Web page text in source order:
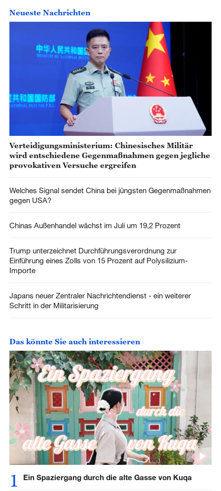
Neueste Nachrichten
Verteidigungsministerium: Chinesisches Militär
wird entschiedene Gegenmaßnahmen gegen jegliche
provokativen Versuche ergreifen
Welches Signal sendet China bei jüngsten Gegenmaßnahmen
gegen USA?
Chinas Außenhandel wächst im Juli um 19,2 Prozent
Trump unterzeichnet Durchführungsverordnung zur
Einführung eines Zolls von 15 Prozent auf Polysilizium-
Importe
Japans neuer Zentraler Nachrichtendienst - ein weiterer
Schritt in der Militarisierung
Das könnte Sie auch interessieren
1 Ein Spaziergang durch die alte Gasse von Kuqa